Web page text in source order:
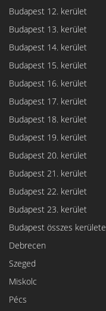
Budapest 12. kerület
Budapest 13. kerület
Budapest 14. kerület
Budapest 15. kerület
Budapest 16. kerület
Budapest 17. kerület
Budapest 18. kerület
Budapest 19. kerület
Budapest 20. kerület
Budapest 21. kerület
Budapest 22. kerület
Budapest 23. kerület
Budapest összes kerülete
Debrecen
Szeged
Miskolc
Pécs